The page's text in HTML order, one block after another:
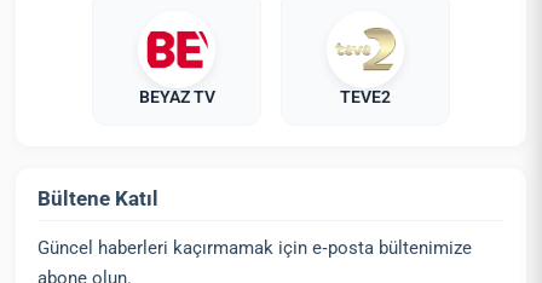
BEYAZ TV TEVE2
Bültene Katıl
Güncel haberleri kaçırmamak için e‑posta bültenimize
abone olun.